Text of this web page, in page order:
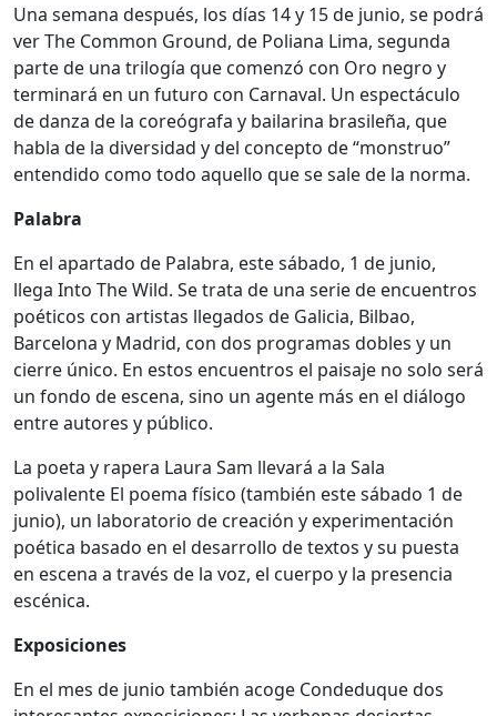
Una semana después, los días 14 y 15 de junio, se podrá
ver The Common Ground, de Poliana Lima, segunda
parte de una trilogía que comenzó con Oro negro y
terminará en un futuro con Carnaval. Un espectáculo
de danza de la coreógrafa y bailarina brasileña, que
habla de la diversidad y del concepto de “monstruo”
entendido como todo aquello que se sale de la norma.
Palabra
En el apartado de Palabra, este sábado, 1 de junio,
llega Into The Wild. Se trata de una serie de encuentros
poéticos con artistas llegados de Galicia, Bilbao,
Barcelona y Madrid, con dos programas dobles y un
cierre único. En estos encuentros el paisaje no solo será
un fondo de escena, sino un agente más en el diálogo
entre autores y público.
La poeta y rapera Laura Sam llevará a la Sala
polivalente El poema físico (también este sábado 1 de
junio), un laboratorio de creación y experimentación
poética basado en el desarrollo de textos y su puesta
en escena a través de la voz, el cuerpo y la presencia
escénica.
Exposiciones
En el mes de junio también acoge Condeduque dos